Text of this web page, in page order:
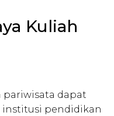
Kuliah
pariwisata dapat
pendidikan